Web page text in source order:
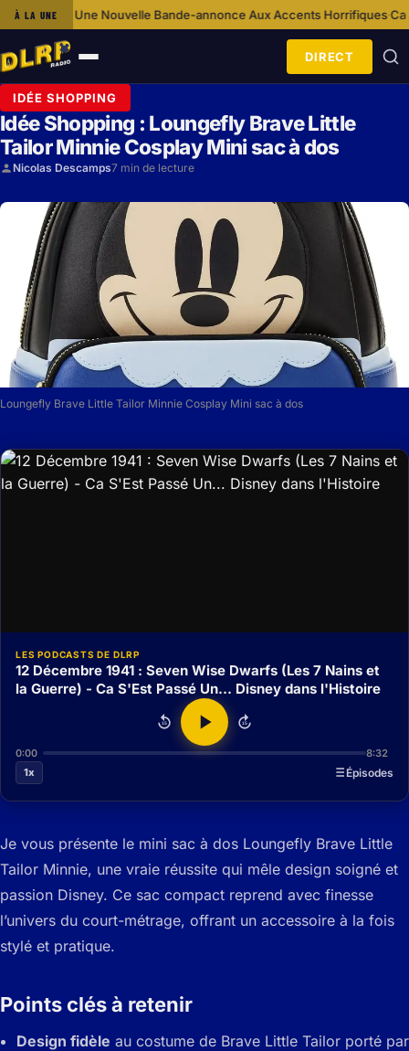
À LA UNE
Bande-annonce Aux Accents Horrifiques·Ca S’Est Passé Un… 12
Ouvrir
le
menu
DIRECT
IDÉE SHOPPING
Idée Shopping : Loungefly Brave Little
Tailor Minnie Cosplay Mini sac à dos
Nicolas Descamps7 min de lecture
Loungefly Brave Little Tailor Minnie Cosplay Mini sac à dos
LES PODCASTS DE DLRP
12 Décembre 1941 : Seven Wise Dwarfs (Les 7 Nains et
la Guerre) - Ca S'Est Passé Un... Disney dans l'Histoire
15 15
0:00
8:32
1x
Épisodes
Je vous présente le mini sac à dos Loungefly Brave Little
Tailor Minnie, une vraie réussite qui mêle design soigné et
passion Disney. Ce sac compact reprend avec finesse
l’univers du court-métrage, offrant un accessoire à la fois
stylé et pratique.
Points clés à retenir
Design fidèle au costume de Brave Little Tailor porté par